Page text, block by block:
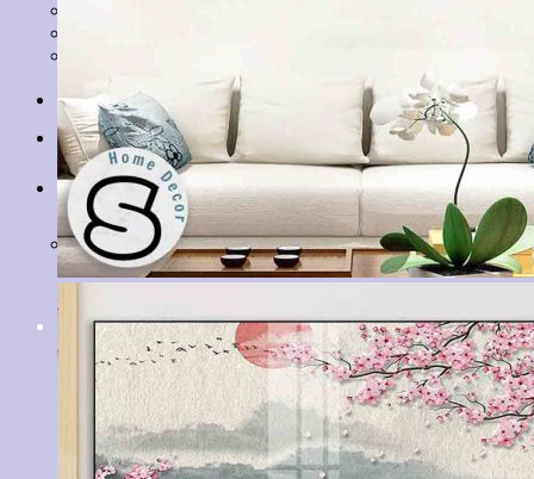
Tin tức
Liên hệ
Giỏ hàng
Chưa có sản phẩm trong giỏ hàng.
Tìm
kiếm: